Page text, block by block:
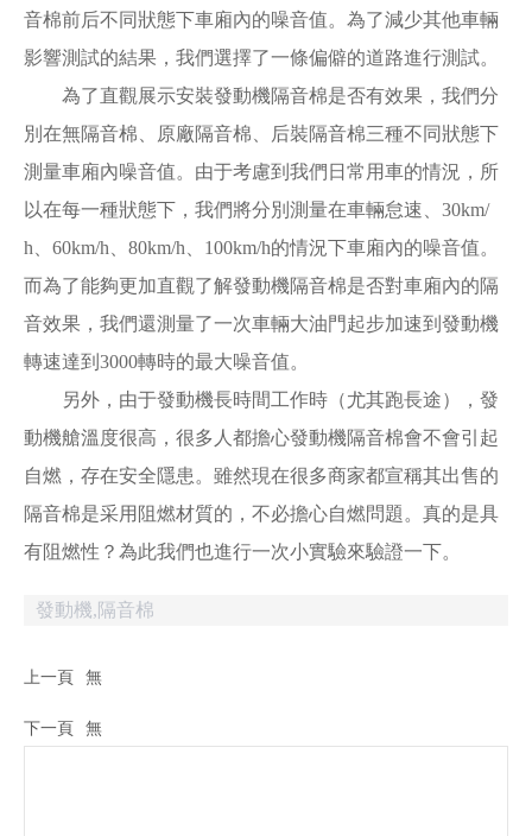
音棉前后不同狀態下車廂內的噪音值。為了減少其他車輛
影響測試的結果，我們選擇了一條偏僻的道路進行測試。
為了直觀展示安裝發動機隔音棉是否有效果，我們分
別在無隔音棉、原廠隔音棉、后裝隔音棉三種不同狀態下
測量車廂內噪音值。由于考慮到我們日常用車的情況，所
以在每一種狀態下，我們將分別測量在車輛怠速、30km/
h、60km/h、80km/h、100km/h的情況下車廂內的噪音值。
而為了能夠更加直觀了解發動機隔音棉是否對車廂內的隔
音效果，我們還測量了一次車輛大油門起步加速到發動機
轉速達到3000轉時的最大噪音值。
另外，由于發動機長時間工作時（尤其跑長途），發
動機艙溫度很高，很多人都擔心發動機隔音棉會不會引起
自燃，存在安全隱患。雖然現在很多商家都宣稱其出售的
隔音棉是采用阻燃材質的，不必擔心自燃問題。真的是具
有阻燃性？為此我們也進行一次小實驗來驗證一下。
發動機,隔音棉
上一頁 無
下一頁 無